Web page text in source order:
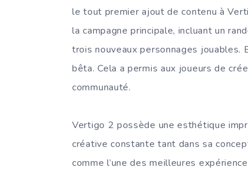
le tout premier ajout de contenu à
la campagne principale, incluant un
trois nouveaux personnages jouables.
bêta. Cela a permis aux joueurs de
communauté.
Vertigo 2 possède une esthétique
créative constante tant dans sa
comme l’une des meilleures